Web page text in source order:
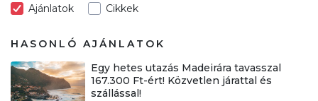
Ajánlatok Cikkek
HASONLÓ AJÁNLATOK
Egy hetes utazás Madeirára tavasszal
167.300 Ft-ért! Közvetlen járattal és
szállással!